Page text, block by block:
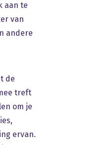
aan te
van
andere
de
treft
om je
ervan.